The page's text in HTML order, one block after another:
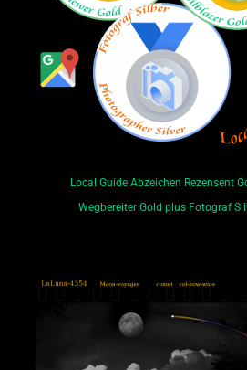
Local Guide Abzeichen Rezensent
Wegbereiter Gold plus Fotograf